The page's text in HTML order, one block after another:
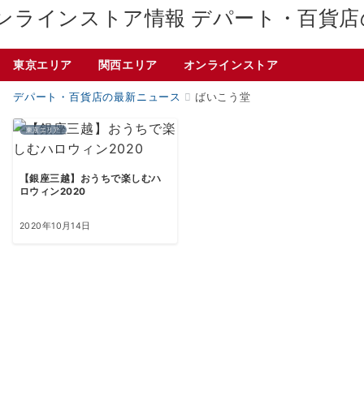
デパート・百貨
東京エリア 関西エリア オンラインストア
デパート・百貨店の最新ニュース ばいこう堂
東京エリア
【銀座三越】おうちで楽しむハ
ロウィン2020
2020年10月14日